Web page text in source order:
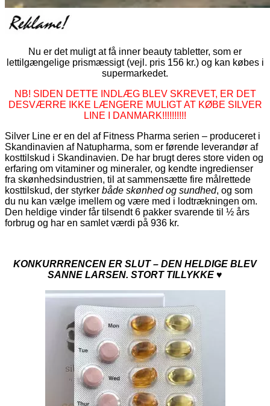
Nu er det muligt at få inner beauty tabletter, som er
lettilgængelige prismæssigt (vejl. pris 156 kr.) og kan købes i
supermarkedet.
NB! SIDEN DETTE INDLÆG BLEV SKREVET, ER DET
DESVÆRRE IKKE LÆNGERE MULIGT AT KØBE SILVER
LINE I DANMARK!!!!!!!!!!
Silver Line er en del af Fitness Pharma serien – produceret i
Skandinavien af Natupharma, som er førende leverandør af
kosttilskud i Skandinavien. De har brugt deres store viden og
erfaring om vitaminer og mineraler, og kendte ingredienser
fra skønhedsindustrien, til at sammensætte fire målrettede
kosttilskud, der styrker både skønhed og sundhed, og som
du nu kan vælge imellem og være med i lodtrækningen om.
Den heldige vinder får tilsendt 6 pakker svarende til ½ års
forbrug og har en samlet værdi på 936 kr.
KONKURRRENCEN ER SLUT – DEN HELDIGE BLEV
SANNE LARSEN. STORT TILLYKKE ♥